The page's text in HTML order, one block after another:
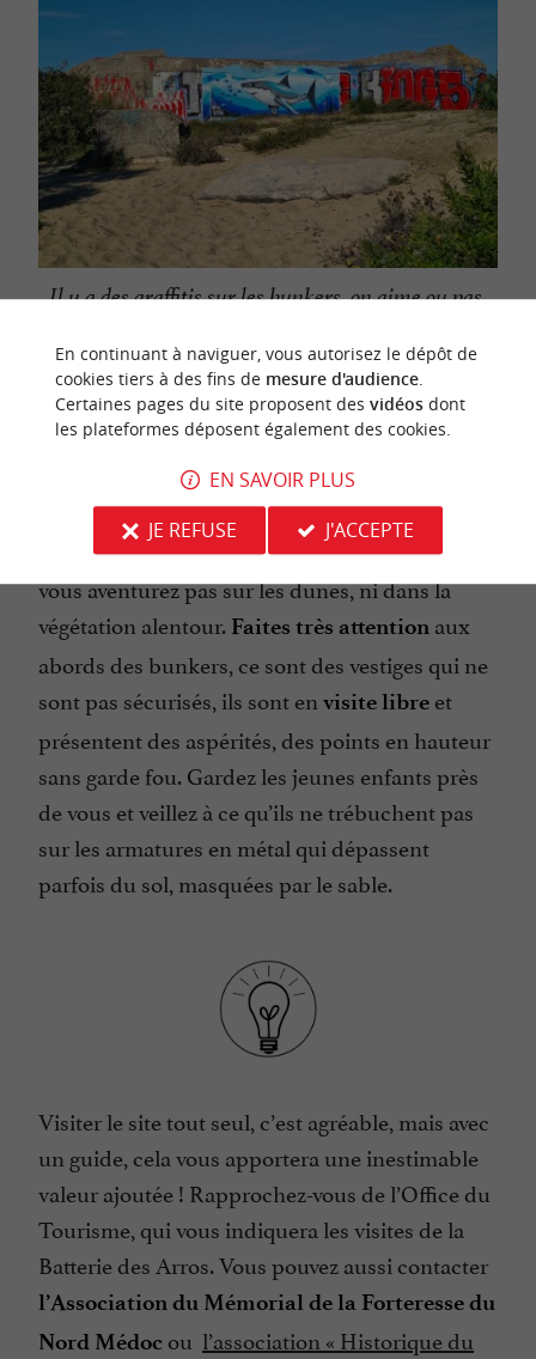
Il y a des graffitis sur les bunkers, on aime ou pas,
QUELQUES RÈGLES DE SÉCURITÉ POUR APPRÉCIER VOTRE
VISITE
Pour ne pas abimer le site et sa flore fragile,
suivez le GR8ourestez sur les chemins, ne
vous aventurez pas sur les dunes, ni dans la
végétation alentour. Faites très attention aux
abords des bunkers, ce sont des vestiges qui ne
sont pas sécurisés, ils sont en visite libre et
présentent des aspérités, des points en hauteur
sans garde fou. Gardez les jeunes enfants près
de vous et veillez à ce qu’ils ne trébuchent pas
sur les armatures en métal qui dépassent
parfois du sol, masquées par le sable.
Visiter le site tout seul, c’est agréable, mais avec
un guide, cela vous apportera une inestimable
valeur ajoutée ! Rapprochez-vous de l’Office du
Tourisme, qui vous indiquera les visites de la
Batterie des Arros. Vous pouvez aussi contacter
l’Association du Mémorial de la Forteresse du
Nord Médoc ou l’association « Historique du
En continuant à naviguer, vous autorisez le dépôt de
cookies tiers à des fins de mesure d'audience.
Certaines pages du site proposent des vidéosdont
les plateformes déposent également des cookies.
EN SAVOIR PLUS
JE REFUSE
J'ACCEPTE